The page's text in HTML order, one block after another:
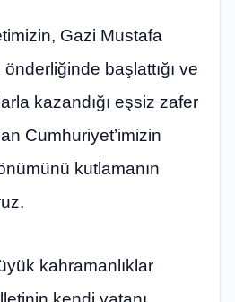
Gazi Mustafa
başlattığı ve
kazandığı eşsiz zafer
Cumhuriyet’imizin
kutlamanın
kahramanlıklar